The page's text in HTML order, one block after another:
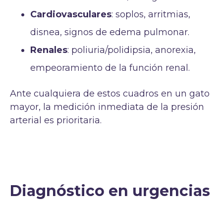
Cardiovasculares: soplos, arritmias,
disnea, signos de edema pulmonar.
Renales: poliuria/polidipsia, anorexia,
empeoramiento de la función renal.
Ante cualquiera de estos cuadros en un gato
mayor, la medición inmediata de la presión
arterial es prioritaria.
Diagnóstico en urgencias